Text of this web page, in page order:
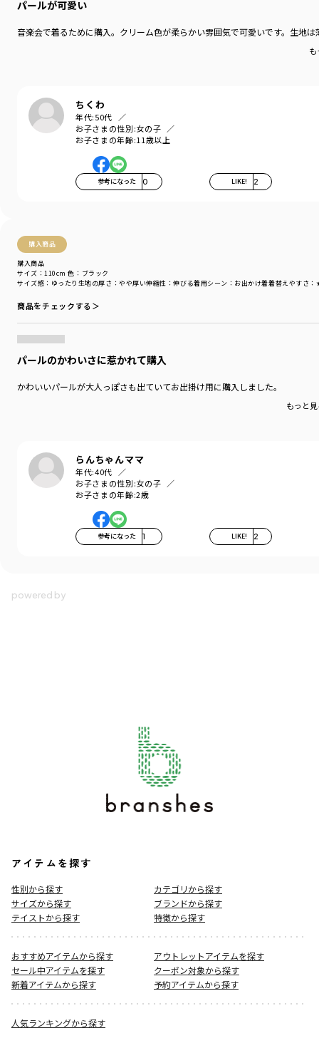
パールが可愛い
音楽会で着るために購入。クリーム色が柔らかい雰囲気で可愛いです。生地
ちくわ
年代:50代
お子さまの性別:女の子
お子さまの年齢:11歳以上
参考になった 0 LIKE! 2
購入商品
購入商品
サイズ感 ：ゆったり 生地の厚さ ：やや厚い伸縮性 ：伸びる着用シーン ：お出かけ着着替えやすさ
サイズ：110cm 色：ブラック
商品をチェックする＞
パールのかわいさに惹かれて購入
かわいいパールが大人っぽさも出ていてお出掛け用に購入しました。
もっと
らんちゃんママ
年代:40代
お子さまの性別:女の子
お子さまの年齢:2歳
参考になった 1 LIKE! 2
アイテムを探す
性別から探す
カテゴリから探す
サイズから探す
ブランドから探す
テイストから探す
特徴から探す
おすすめアイテムから探す
アウトレットアイテムを探す
セール中アイテムを探す
クーポン対象から探す
新着アイテムから探す
予約アイテムから探す
人気ランキングから探す